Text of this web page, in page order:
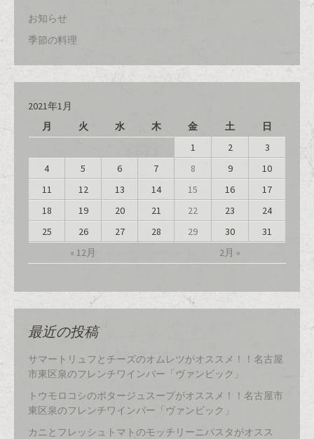
お知らせ
季節の料理
2021年1月
月
火 水 木 金 土 日
« 12月 2月 »
1 2
3
4
5 6 7 8 9
10
11
12 13 14 15 16
17
18
19 20 21 22 23
24
25
26 27 28 29 30 31
最近の投稿
サマートリュフとチーズのオムレツがオススメ！！名古屋
市東区泉のフレンチワインバー「ヴァンビック」
トウモロコシのポタージュスープがオススメ！！名古屋市
東区泉のフレンチワインバー「ヴァンビック」
カニとフレッシュトマトのモッチリーニパスタがオスス